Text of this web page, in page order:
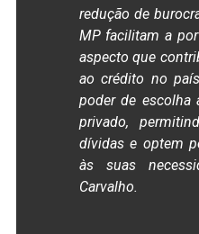
redução de
MP facilitam a
aspecto que
ao crédito no
poder de escolha
privado,
dívidas e optem
às suas
Carvalho.